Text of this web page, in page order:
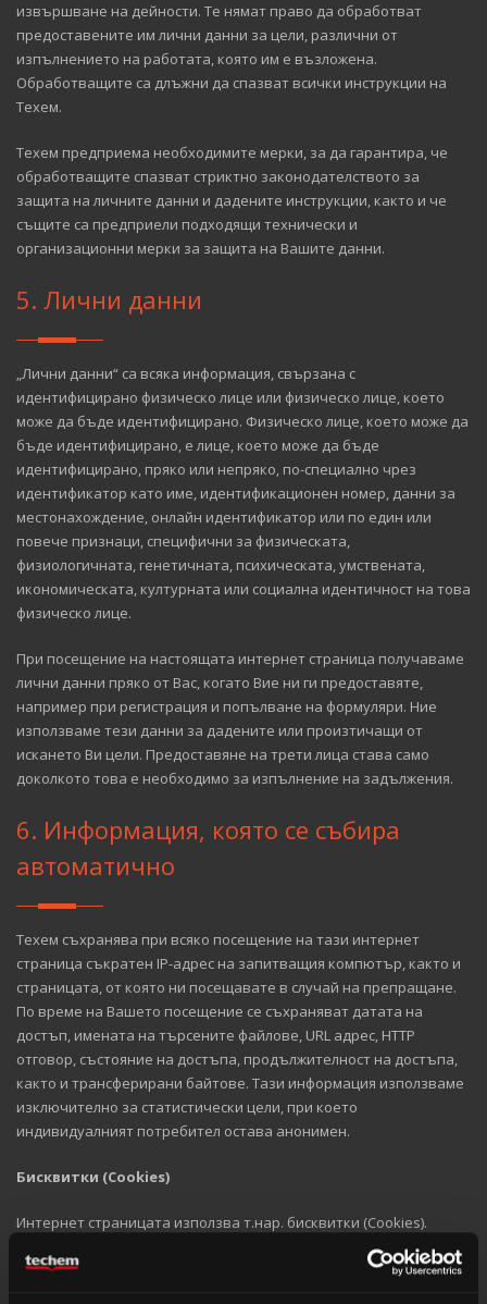
извършване на дейности. Те нямат право да обработват
предоставените им лични данни за цели, различни от
изпълнението на работата, която им е възложена.
Обработващите са длъжни да спазват всички инструкции на
Техем.
Техем предприема необходимите мерки, за да гарантира, че
обработващите спазват стриктно законодателството за
защита на личните данни и дадените инструкции, както и че
същите са предприели подходящи технически и
организационни мерки за защита на Вашите данни.
5. Лични данни
„Лични данни“ са всяка информация, свързана с
идентифицирано физическо лице или физическо лице, което
може да бъде идентифицирано. Физическо лице, което може да
бъде идентифицирано, е лице, което може да бъде
идентифицирано, пряко или непряко, по-специално чрез
идентификатор като име, идентификационен номер, данни за
местонахождение, онлайн идентификатор или по един или
повече признаци, специфични за физическата,
физиологичната, генетичната, психическата, умствената,
икономическата, културната или социална идентичност на това
физическо лице.
При посещение на настоящата интернет страница получаваме
лични данни пряко от Вас, когато Вие ни ги предоставяте,
например при регистрация и попълване на формуляри. Ние
използваме тези данни за дадените или произтичащи от
искането Ви цели. Предоставяне на трети лица става само
доколкото това е необходимо за изпълнение на задължения.
6. Информация, която се събира
автоматично
Техем съхранява при всяко посещение на тази интернет
страница съкратен IP-адрес на запитващия компютър, както и
страницата, от която ни посещавате в случай на препращане.
По време на Вашето посещение се съхраняват датата на
достъп, имената на търсените файлове, URL адрес, HTTP
отговор, състояние на достъпа, продължителност на достъпа,
както и трансферирани байтове. Тази информация използваме
изключително за статистически цели, при което
индивидуалният потребител остава анонимен.
Бисквитки (Cookies)
Интернет страницата използва т.нар. бисквитки (Cookies).
Бисквитките не вредят на Вашия компютър и не съдържат
вируси. Бисквитките служат за това страницата ни да бъде